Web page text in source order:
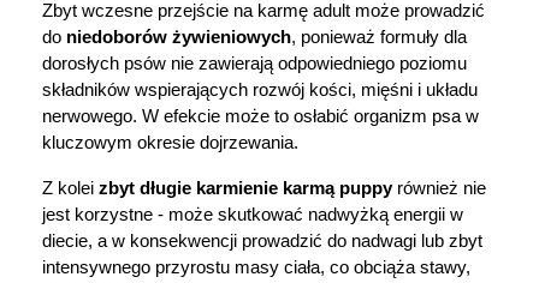
Zbyt wczesne przejście na karmę adult może prowadzić
do niedoborów żywieniowych, ponieważ formuły dla
dorosłych psów nie zawierają odpowiedniego poziomu
składników wspierających rozwój kości, mięśni i układu
nerwowego. W efekcie może to osłabić organizm psa w
kluczowym okresie dojrzewania.
Z kolei zbyt długie karmienie karmą puppy również nie
jest korzystne - może skutkować nadwyżką energii w
diecie, a w konsekwencji prowadzić do nadwagi lub zbyt
intensywnego przyrostu masy ciała, co obciąża stawy,